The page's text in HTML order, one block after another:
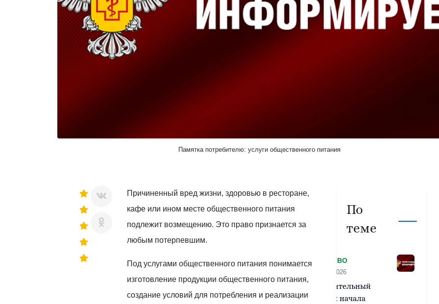
Памятка потребителю: услуги общественного питания
Причиненный вред жизни, здоровью в ресторане,
кафе или ином месте общественного питания
подлежит возмещению. Это право признается за
любым потерпевшим.
Под услугами общественного питания понимается
изготовление продукции общественного питания,
создание условий для потребления и реализации
По
теме
ОБЩЕСТВО
16 июля 2026
Уведомительный
порядок начала